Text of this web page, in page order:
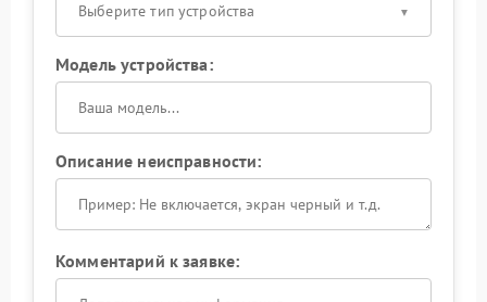
Выберите тип устройства
Модель устройства:
Описание неисправности:
Комментарий к заявке: